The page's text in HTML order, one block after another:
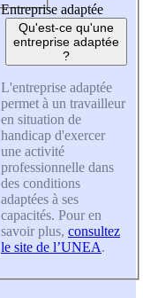
Entreprise adaptée
Qu'est-ce qu'une
entreprise adaptée
?
L'entreprise adaptée
permet à un travailleur
en situation de
handicap d'exercer
une activité
professionnelle dans
des conditions
adaptées à ses
capacités. Pour en
savoir plus, consultez
le site de l’UNEA.